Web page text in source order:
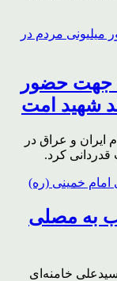
جهت حضور
شهید امت
ایران و عراق در
قدردانی کرد.
به مصلی
خامنه‌ای